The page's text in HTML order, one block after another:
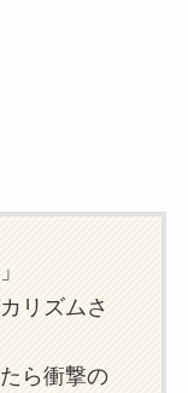
リズムさ
ら衝撃の